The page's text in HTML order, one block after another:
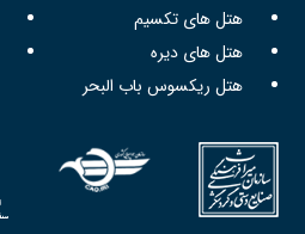
هتل های تکسیم
هتل های دیره
هتل ریکسوس باب البحر